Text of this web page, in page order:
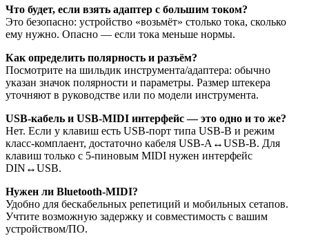
Что будет, если взять адаптер с большим током?
Это безопасно: устройство «возьмёт» столько тока, сколько
ему нужно. Опасно — если тока меньше нормы.
Как определить полярность и разъём?
Посмотрите на шильдик инструмента/адаптера: обычно
указан значок полярности и параметры. Размер штекера
уточняют в руководстве или по модели инструмента.
USB-кабель и USB-MIDI интерфейс — это одно и то же?
Нет. Если у клавиш есть USB-порт типа USB-B и режим
класс-комплаент, достаточно кабеля USB-A↔USB-B. Для
клавиш только с 5-пиновым MIDI нужен интерфейс
DIN↔USB.
Нужен ли Bluetooth-MIDI?
Удобно для бескабельных репетиций и мобильных сетапов.
Учтите возможную задержку и совместимость с вашим
устройством/ПО.